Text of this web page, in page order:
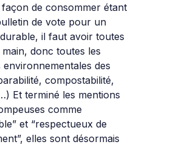
de consommer étant
de vote pour un
il faut avoir toutes
donc toutes les
environnementales des
compostabilité,
Et terminé les mentions
comme
et “respectueux de
elles sont désormais